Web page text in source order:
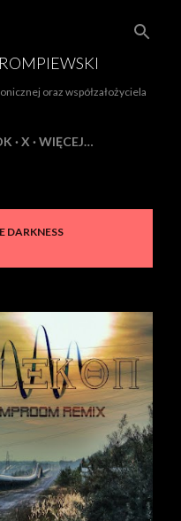
oraz współzałożyciela
X WIĘCEJ…
DARKNESS